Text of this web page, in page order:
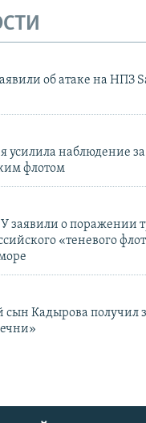
об атаке на НПЗ
усилила наблюдение за
флотом
заявили о поражении
«теневого
Кадырова получил